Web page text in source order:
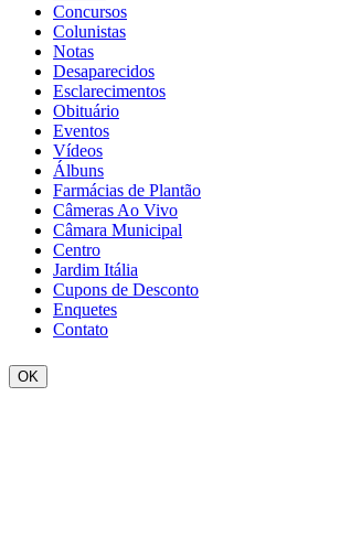
Concursos
Colunistas
Notas
Desaparecidos
Esclarecimentos
Obituário
Eventos
Vídeos
Álbuns
Farmácias de Plantão
Câmeras Ao Vivo
Câmara Municipal
Centro
Jardim Itália
Cupons de Desconto
Enquetes
Contato
OK